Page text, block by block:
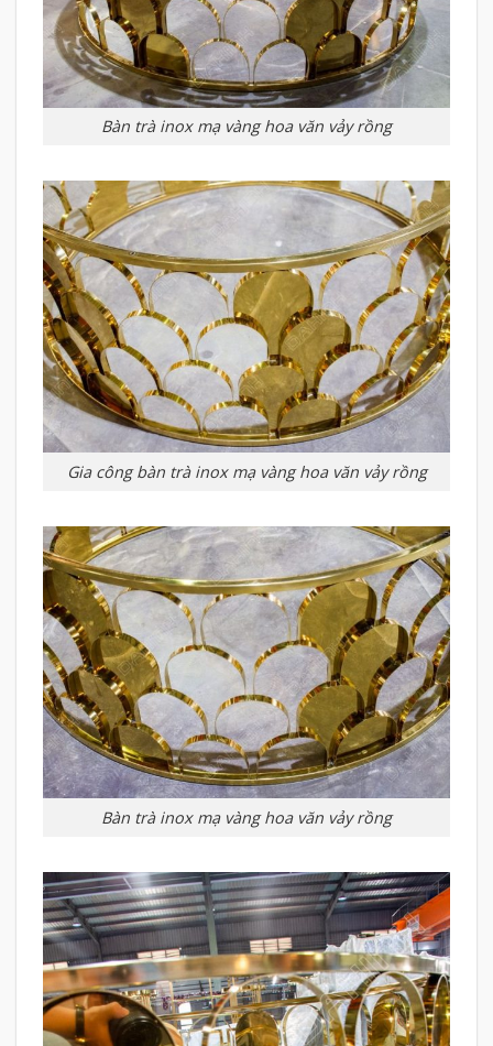
Bàn trà inox mạ vàng hoa văn vảy rồng
Gia công bàn trà inox mạ vàng hoa văn vảy rồng
Bàn trà inox mạ vàng hoa văn vảy rồng